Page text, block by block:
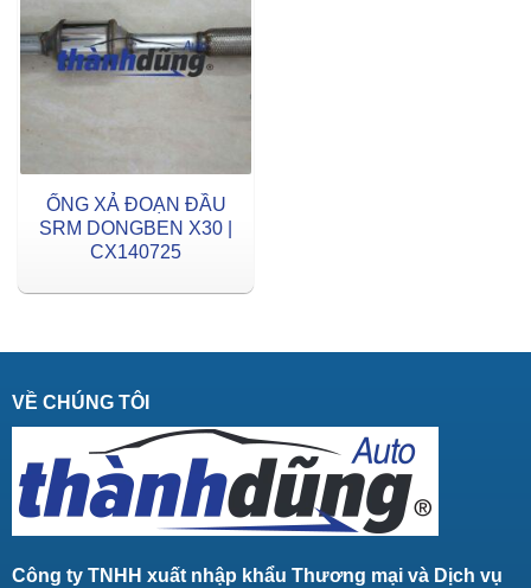
ỐNG XẢ ĐOẠN ĐẦU
SRM DONGBEN X30 |
CX140725
VỀ CHÚNG TÔI
Công ty TNHH xuất nhập khẩu Thương mại và Dịch vụ